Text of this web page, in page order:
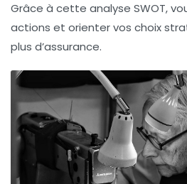
Grâce à cette analyse SWOT,
actions et orienter vos choix
plus d’assurance.